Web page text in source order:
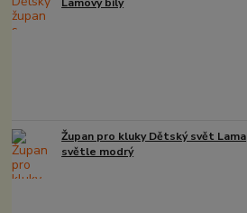
Župan pro kluky Dětský svět Lama
světle modrý